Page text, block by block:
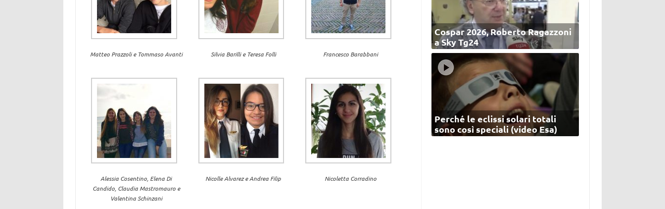
Matteo Prazzoli e Tommaso Avanti Silvia Barilli e Teresa Folli Francesco Barabbani
Alessia Cosentino, Elena Di
Candido, Claudia Mastromauro e
Valentina Schinzani
Nicolle Alvarez e Andrea Filip Nicoletta Corradino
Cospar 2026, Roberto Ragazzoni
a Sky Tg24
Perché le eclissi solari totali
sono così speciali (video Esa)